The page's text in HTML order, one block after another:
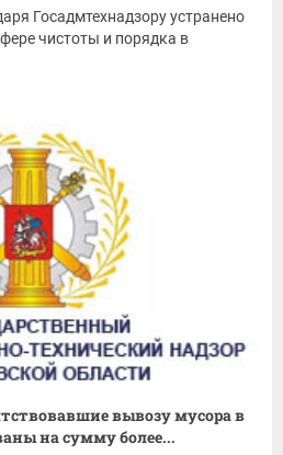
Госадмтехнадзору устранено
чистоты и порядка в
вывозу мусора в
на сумму более...